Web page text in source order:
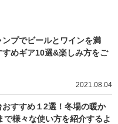
ンプでビールとワインを満
すめギア10選&楽しみ方をご
2021.08.04
おすすめ１2選！冬場の暖か
で様々な使い方を紹介するよ